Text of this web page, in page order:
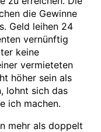
die Gewinne
Geld leihen 24
vernünftig
keine
vermieteten
höher sein als
lohnt sich das
ich machen.
mehr als doppelt